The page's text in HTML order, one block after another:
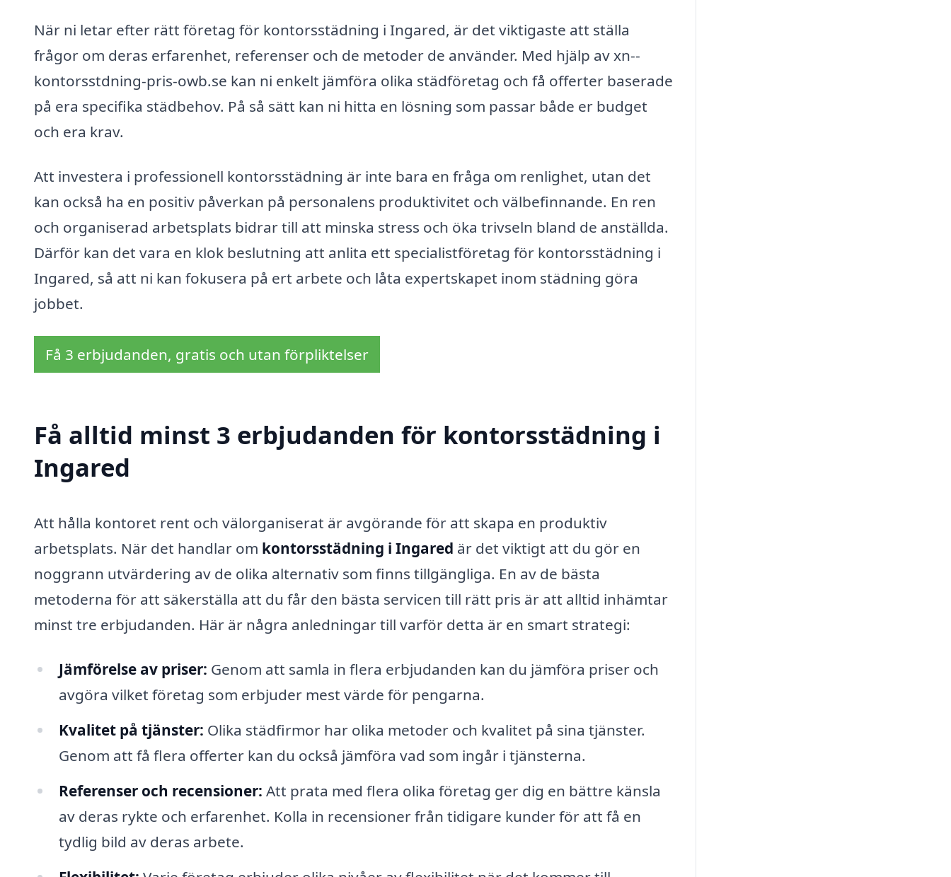
När ni letar efter rätt företag för kontorsstädning i Ingared, är det viktigaste att ställa
frågor om deras erfarenhet, referenser och de metoder de använder. Med hjälp av xn--
kontorsstdning-pris-owb.se kan ni enkelt jämföra olika städföretag och få offerter baserade
på era specifika städbehov. På så sätt kan ni hitta en lösning som passar både er budget
och era krav.
Att investera i professionell kontorsstädning är inte bara en fråga om renlighet, utan det
kan också ha en positiv påverkan på personalens produktivitet och välbefinnande. En ren
och organiserad arbetsplats bidrar till att minska stress och öka trivseln bland de anställda.
Därför kan det vara en klok beslutning att anlita ett specialistföretag för kontorsstädning i
Ingared, så att ni kan fokusera på ert arbete och låta expertskapet inom städning göra
jobbet.
Få 3 erbjudanden, gratis och utan förpliktelser
Få alltid minst 3 erbjudanden för kontorsstädning i
Ingared
Att hålla kontoret rent och välorganiserat är avgörande för att skapa en produktiv
arbetsplats. När det handlar om kontorsstädning i Ingared är det viktigt att du gör en
noggrann utvärdering av de olika alternativ som finns tillgängliga. En av de bästa
metoderna för att säkerställa att du får den bästa servicen till rätt pris är att alltid inhämtar
minst tre erbjudanden. Här är några anledningar till varför detta är en smart strategi:
Jämförelse av priser: Genom att samla in flera erbjudanden kan du jämföra priser och
avgöra vilket företag som erbjuder mest värde för pengarna.
Kvalitet på tjänster: Olika städfirmor har olika metoder och kvalitet på sina tjänster.
Genom att få flera offerter kan du också jämföra vad som ingår i tjänsterna.
Referenser och recensioner: Att prata med flera olika företag ger dig en bättre känsla
av deras rykte och erfarenhet. Kolla in recensioner från tidigare kunder för att få en
tydlig bild av deras arbete.